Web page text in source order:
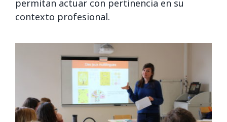
permitan actuar con pertinencia en su
contexto profesional.